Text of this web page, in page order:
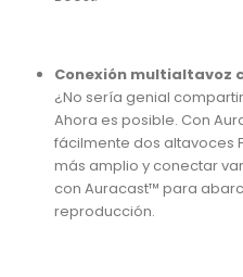
Conexión multialtavoz
¿No sería genial
Ahora es posible. Con
fácilmente dos altavoces
más amplio y conectar
con Auracast™ para
reproducción.